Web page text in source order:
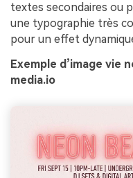
textes secondaires ou
une typographie très
pour un effet
Exemple d’image vie
media.io